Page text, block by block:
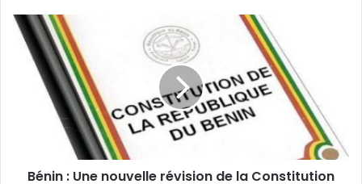
Bénin : Une nouvelle révision de la Constitution